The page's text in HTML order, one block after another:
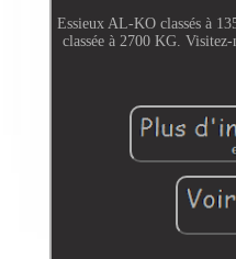
Essieux AL-KO classés à
classée à 2700 KG.